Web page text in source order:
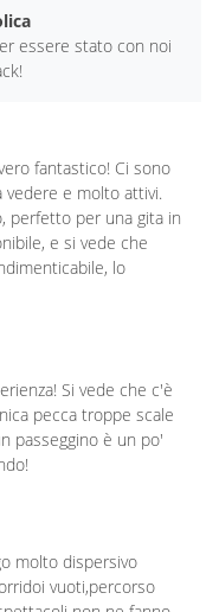
essere stato con noi
fantastico! Ci sono
vedere e molto attivi.
perfetto per una gita in
e si vede che
lo
Si vede che c'è
pecca troppe scale
passeggino è un po'
molto dispersivo
vuoti,percorso